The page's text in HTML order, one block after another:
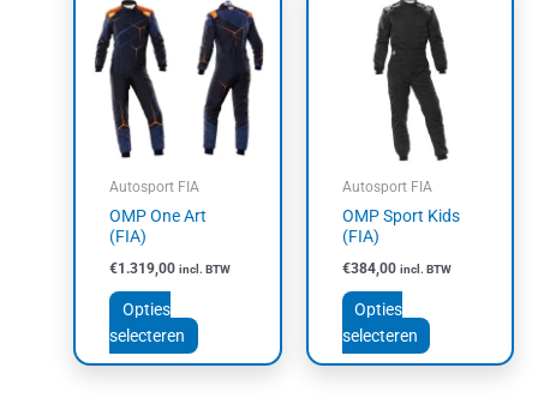
Autosport FIA
OMP One Art
(FIA)
€1.319,00 incl. BTW
Opties
selecteren
product
heeft
meerdere
variaties.
Deze
optie
worden
de
Autosport FIA
OMP Sport Kids
(FIA)
€384,00 incl. BTW
Opties
selecteren
product
heeft
meerdere
variaties.
Deze
optie
worden
de